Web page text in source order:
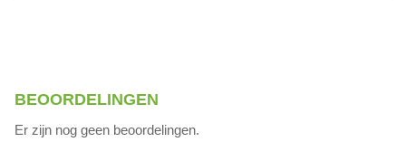
BEOORDELINGEN
Er zijn nog geen beoordelingen.